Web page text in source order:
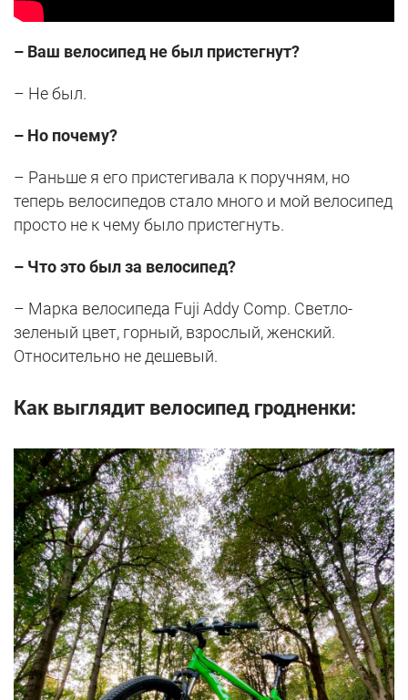
– Ваш велосипед не был пристегнут?
– Не был.
– Но почему?
– Раньше я его пристегивала к поручням, но
теперь велосипедов стало много и мой велосипед
просто не к чему было пристегнуть.
– Что это был за велосипед?
– Марка велосипеда Fuji Addy Comp. Светло-
зеленый цвет, горный, взрослый, женский.
Относительно не дешевый.
Как выглядит велосипед гродненки: